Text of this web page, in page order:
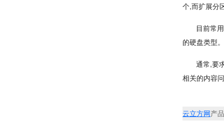
个,而扩展分
目前常
的硬盘类型
通常,要
相关的内容
云立方网产